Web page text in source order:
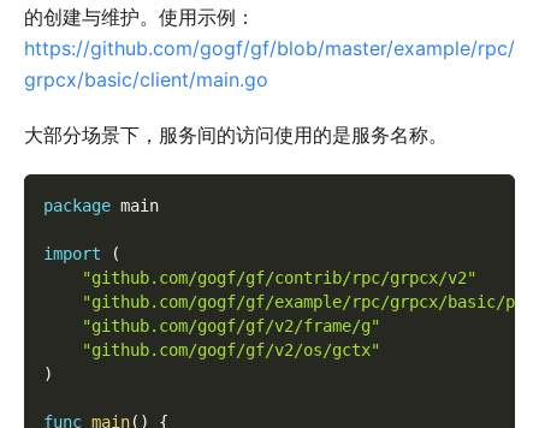
的创建与维护。使用示例：
https://github.com/gogf/gf/blob/master/example/rpc/
grpcx/basic/client/main.go
大部分场景下，服务间的访问使用的是服务名称。
package main
import
(
"github.com/gogf/gf/contrib/rpc/grpcx/v2"
"github.com/gogf/gf/example/rpc/grpcx/basic/
"github.com/gogf/gf/v2/frame/g"
"github.com/gogf/gf/v2/os/gctx"
)
func main( )
{